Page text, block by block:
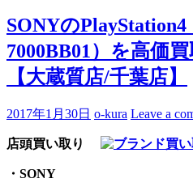
SONYの
7000BB01）を高価
【大蔵質店/千葉店】
2017年1月30日 o-kura Leave a
店頭買い取り
・SONY